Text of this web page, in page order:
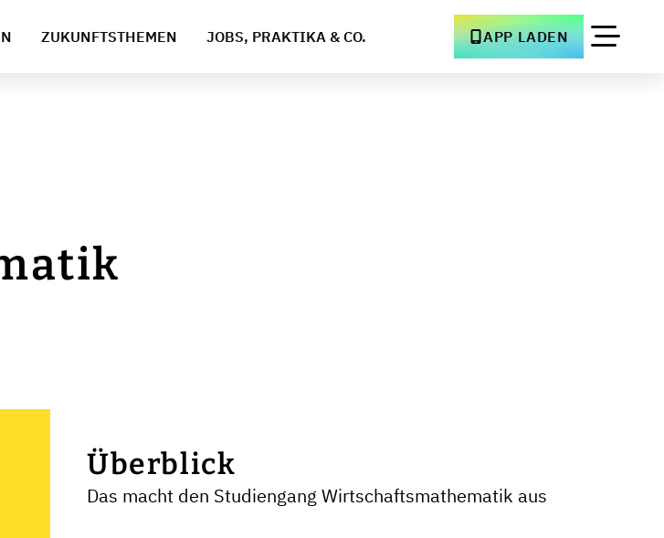
ZUKUNFTSTHEMEN JOBS, PRAKTIKA & CO. APP LADEN
Überblick
Das macht den Studiengang Wirtschaftsmathematik aus